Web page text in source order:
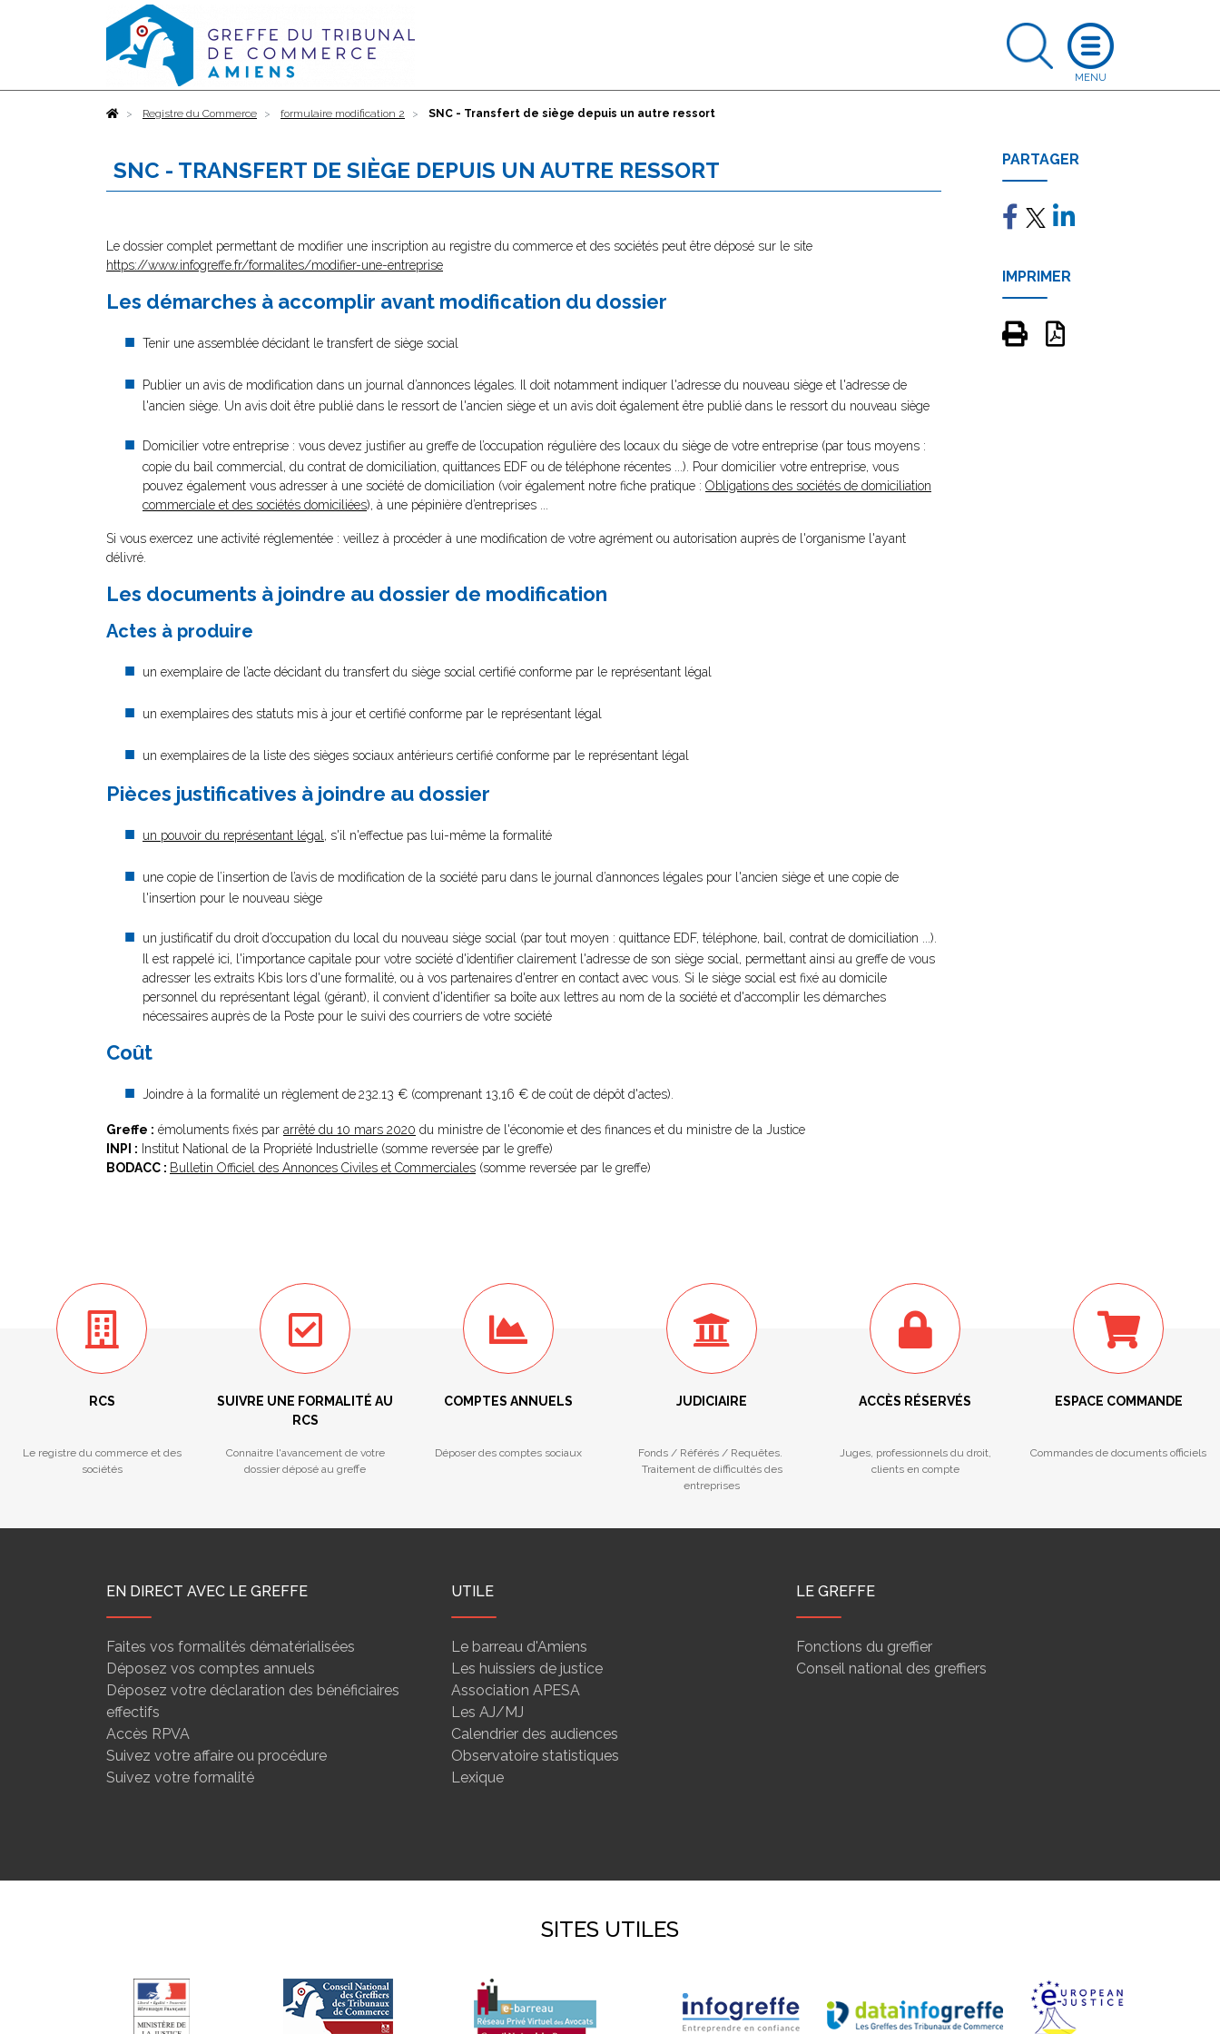
AccueilRegistre du Commerce formulaire modification 2 SNC - Transfert de siège depuis un autre ressort
SNC - TRANSFERT DE SIÈGE DEPUIS UN AUTRE RESSORT
Le dossier complet permettant de modifier une inscription au registre du commerce et des sociétés peut être déposé sur le site
https://www.infogreffe.fr/formalites/modifier-une-entreprise
Les démarches à accomplir avant modification du dossier
Tenir une assemblée décidant le transfert de siège social
Publier un avis de modification dans un journal d’annonces légales. Il doit notamment indiquer l'adresse du nouveau siège et l'adresse de
l'ancien siège. Un avis doit être publié dans le ressort de l'ancien siège et un avis doit également être publié dans le ressort du nouveau siège
Domicilier votre entreprise : vous devez justifier au greffe de l’occupation régulière des locaux du siège de votre entreprise (par tous moyens :
copie du bail commercial, du contrat de domiciliation, quittances EDF ou de téléphone récentes ...). Pour domicilier votre entreprise, vous
pouvez également vous adresser à une société de domiciliation (voir également notre fiche pratique : Obligations des sociétés de domiciliation
commerciale et des sociétés domiciliées), à une pépinière d’entreprises ...
Si vous exercez une activité réglementée : veillez à procéder à une modification de votre agrément ou autorisation auprès de l'organisme l'ayant
délivré.
Les documents à joindre au dossier de modification
Actes à produire
un exemplaire de l’acte décidant du transfert du siège social certifié conforme par le représentant légal
un exemplaires des statuts mis à jour et certifié conforme par le représentant légal
un exemplaires de la liste des sièges sociaux antérieurs certifié conforme par le représentant légal
Pièces justificatives à joindre au dossier
un pouvoir du représentant légal , s'il n'effectue pas lui-même la formalité
une copie de l’insertion de l’avis de modification de la société paru dans le journal d’annonces légales pour l'ancien siège et une copie de
l'insertion pour le nouveau siège
un justificatif du droit d’occupation du local du nouveau siège social (par tout moyen : quittance EDF, téléphone, bail, contrat de domiciliation ...).
Il est rappelé ici, l'importance capitale pour votre société d'identifier clairement l'adresse de son siège social, permettant ainsi au greffe de vous
adresser les extraits Kbis lors d'une formalité, ou à vos partenaires d'entrer en contact avec vous. Si le siège social est fixé au domicile
personnel du représentant légal (gérant), il convient d'identifier sa boîte aux lettres au nom de la société et d'accomplir les démarches
nécessaires auprès de la Poste pour le suivi des courriers de votre société
Coût
Joindre à la formalité un règlement de232.13 € (comprenant 13,16 € de coût de dépôt d'actes).
Greffe : émoluments fixés par arrêté du 10 mars 2020 du ministre de l'économie et des finances et du ministre de la Justice
INPI : Institut National de la Propriété Industrielle (somme reversée par le greffe)
BODACC : Bulletin Officiel des Annonces Civiles et Commerciales (somme reversée par le greffe)
PARTAGER
IMPRIMER
RCS
Le registre du commerce et des
sociétés
SUIVRE UNE FORMALITÉ AU
RCS
Connaitre l'avancement de votre
dossier déposé au greffe
COMPTES ANNUELS
Déposer des comptes sociaux
JUDICIAIRE
Fonds / Référés / Requêtes.
Traitement de difficultés des
entreprises
ACCÈS RÉSERVÉS
Juges, professionnels du droit,
clients en compte
ESPACE COMMANDE
Commandes de documents officiels
EN DIRECT AVEC LE GREFFE
Faites vos formalités dématérialisées
Déposez vos comptes annuels
Déposez votre déclaration des bénéficiaires
effectifs
Accès RPVA
Suivez votre affaire ou procédure
Suivez votre formalité
UTILE
Le barreau d'Amiens
Les huissiers de justice
Association APESA
Les AJ/MJ
Calendrier des audiences
Observatoire statistiques
Lexique
LE GREFFE
Fonctions du greffier
Conseil national des greffiers
SITES UTILES